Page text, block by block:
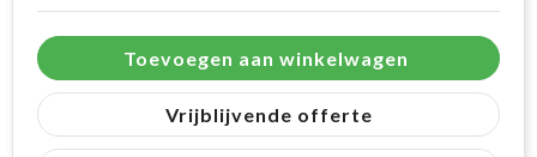
Toevoegen aan winkelwagen
Vrijblijvende offerte